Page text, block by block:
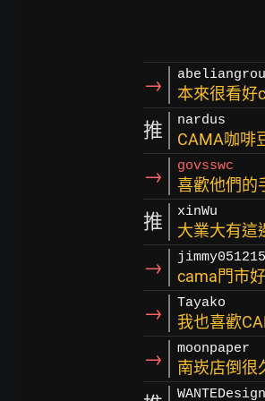
→ 本來很看好
推 nardus
CAMA咖啡
→ govsswc
喜歡他們的
推 xinWu
大業大有這
→ jimmy051215
cama門市
→ Tayako
我也喜歡
→ moonpaper
南崁店倒很
WANTEDesign